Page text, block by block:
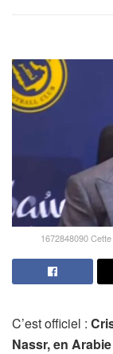
1672848090
C’est officiel :
Nassr, en